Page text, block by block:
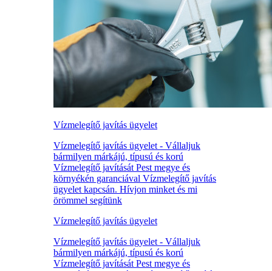
Vízmelegítő javítás ügyelet
Vízmelegítő javítás ügyelet - Vállaljuk
bármilyen márkájú, típusú és korú
Vízmelegítő javítását Pest megye és
környékén garanciával Vízmelegítő javítás
ügyelet kapcsán. Hívjon minket és mi
örömmel segítünk
Vízmelegítő javítás ügyelet
Vízmelegítő javítás ügyelet - Vállaljuk
bármilyen márkájú, típusú és korú
Vízmelegítő javítását Pest megye és